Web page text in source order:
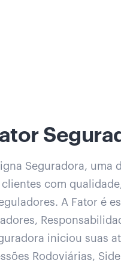
Seguradora,
com
A Fator é
iniciou suas
Rodoviárias,